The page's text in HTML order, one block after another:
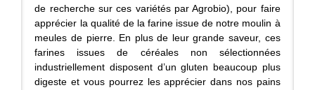
de recherche sur ces variétés par Agrobio), pour faire
apprécier la qualité de la farine issue de notre moulin à
meules de pierre. En plus de leur grande saveur, ces
farines issues de céréales non sélectionnées
industriellement disposent d’un gluten beaucoup plus
digeste et vous pourrez les apprécier dans nos pains